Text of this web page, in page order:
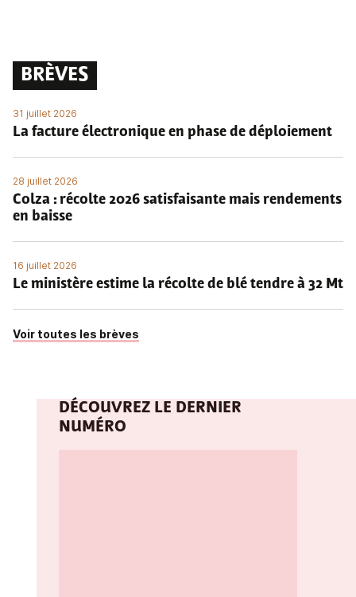
BRÈVES
31 juillet 2026
La facture électronique en phase de déploiement
28 juillet 2026
Colza : récolte 2026 satisfaisante mais rendements
en baisse
16 juillet 2026
Le ministère estime la récolte de blé tendre à 32 Mt
Voir toutes les brèves
DÉCOUVREZ LE DERNIER
NUMÉRO